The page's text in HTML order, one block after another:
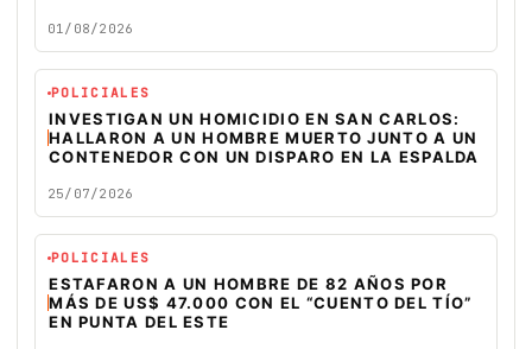
01/08/2026
POLICIALES
INVESTIGAN UN HOMICIDIO EN SAN CARLOS:
HALLARON A UN HOMBRE MUERTO JUNTO A UN
CONTENEDOR CON UN DISPARO EN LA ESPALDA
25/07/2026
POLICIALES
ESTAFARON A UN HOMBRE DE 82 AÑOS POR
MÁS DE US$ 47.000 CON EL “CUENTO DEL TÍO”
EN PUNTA DEL ESTE